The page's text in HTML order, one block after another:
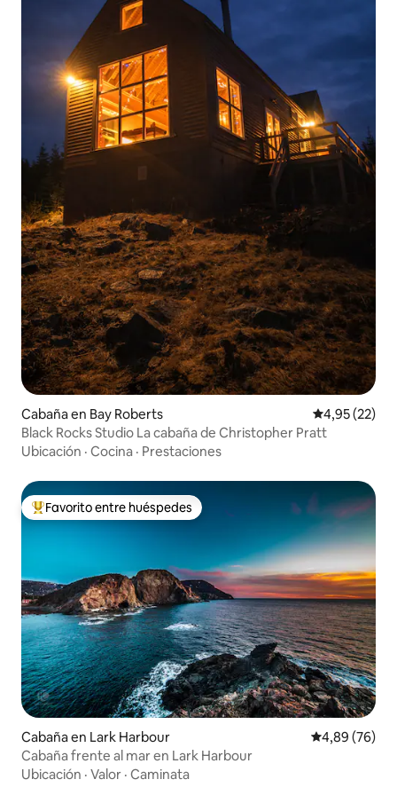
Cabaña en Bay Roberts Calificación
4,95 (22)
Black Rocks Studio La cabaña de Christopher Pratt
Ubicación · Cocina · Prestaciones
Favorito entre los huéspedes más destacados
Favorito entre huéspedes
Cabaña en Lark Harbour Calificación
4,89 (76)
Cabaña frente al mar en Lark Harbour
Ubicación · Valor · Caminata